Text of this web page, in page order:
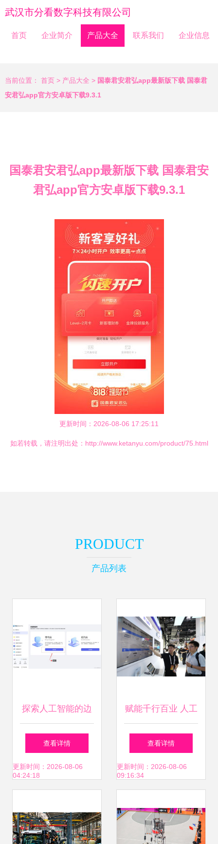
武汉市分看数字科技有限公司
首页 企业简介 产品大全 联系我们 企业信息
当前位置： 首页 > 产品大全 > 国泰君安君弘app最新版下载 国泰君
安君弘app官方安卓版下载9.3.1
国泰君安君弘app最新版下载 国泰君安
君弘app官方安卓版下载9.3.1
更新时间：2026-08-06 17:25:11
如若转载，请注明出处：http://www.ketanyu.com/product/75.html
PRODUCT
产品列表
探索人工智能的边
界 gpt 4.0与文心一
言 4.0免费使用体
查看详情
更新时间：2026-08-06
04:24:18
赋能千行百业 人工
智能应用多点开花
查看详情
更新时间：2026-08-06
09:16:34